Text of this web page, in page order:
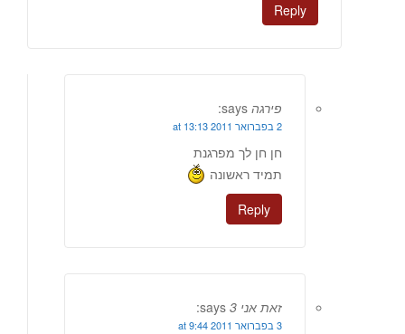
Reply
פירגה says:
2 בפברואר 2011 at 13:13
חן חן לך מפרגנת
תמיד ראשונה
Reply
זאת אני 3 says:
3 בפברואר 2011 at 9:44